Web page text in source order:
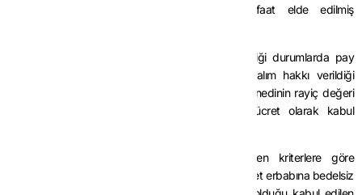
hakkın fiilen kullanıldığı tarih itibarıyla menfaat elde edilmiş
(3) Hizmet erbabına bedelsiz pay senedi verildiği durumlarda pay
senedinin rayiç değeri, pay senedinin indirimli alım hakkı verildiği
durumlarda ise hakkın kullanıldığı tarihteki pay senedinin rayiç değeri
ile hizmet erbabına maliyeti arasındaki fark, ücret olarak kabul
(4) Sanayi ve Teknoloji Bakanlığınca belirlenen kriterlere göre
teknogirişim şirketi niteliğini haiz işverenlerce hizmet erbabına bedelsiz